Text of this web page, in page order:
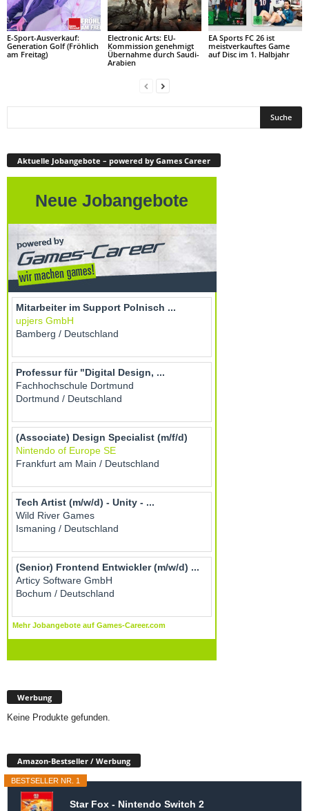
E-Sport-Ausverkauf:
Generation Golf (Fröhlich
am Freitag)
Electronic Arts: EU-
Kommission genehmigt
Übernahme durch Saudi-
Arabien
EA Sports FC 26 ist
meistverkauftes Game
auf Disc im 1. Halbjahr
Aktuelle Jobangebote – powered by Games Career
Werbung
Keine Produkte gefunden.
Amazon-Bestseller / Werbung
BESTSELLER NR. 1
Star Fox - Nintendo Switch 2